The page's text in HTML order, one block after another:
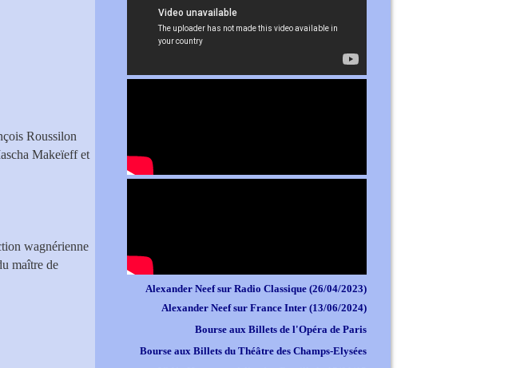
Roussilon
Makeïeff et
wagnérienne
maître de
Alexander Neef sur Radio Classique (26/04/2023)
Alexander Neef sur France Inter (13/06/2024)
Bourse aux Billets de l'Opéra de Paris
Bourse aux Billets du Théâtre des Champs-Elysées